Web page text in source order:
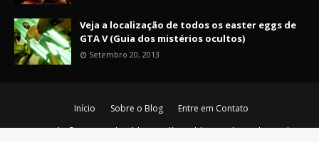
Veja a localização de todos os easter eggs de
GTA V (Guia dos mistérios ocultos)
Setembro 20, 2013
Início Sobre o Blog
Entre em Contato
Copyright ©2026Nerd Maldito - O último blog nerd vivo da era de